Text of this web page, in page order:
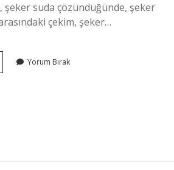
şeker suda çözündüğünde, şeker
çekim, şeker…
Yorum Bırak